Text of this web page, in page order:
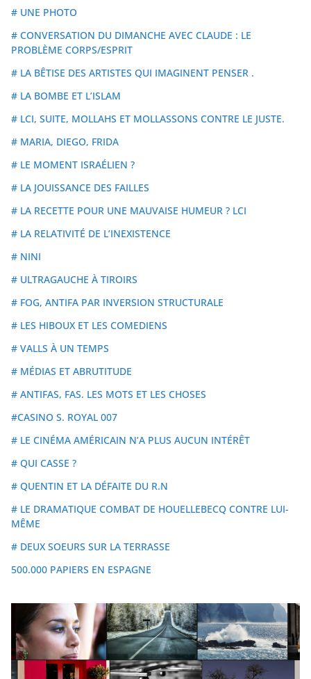
# UNE PHOTO
# CONVERSATION DU DIMANCHE AVEC CLAUDE : LE
PROBLÈME CORPS/ESPRIT
# LA BÊTISE DES ARTISTES QUI IMAGINENT PENSER .
# LA BOMBE ET L’ISLAM
# LCI, SUITE, MOLLAHS ET MOLLASSONS CONTRE LE JUSTE.
# MARIA, DIEGO, FRIDA
# LE MOMENT ISRAÉLIEN ?
# LA JOUISSANCE DES FAILLES
# LA RECETTE POUR UNE MAUVAISE HUMEUR ? LCI
# LA RELATIVITÉ DE L’INEXISTENCE
# NINI
# ULTRAGAUCHE À TIROIRS
# FOG, ANTIFA PAR INVERSION STRUCTURALE
# LES HIBOUX ET LES COMEDIENS
# VALLS À UN TEMPS
# MÉDIAS ET ABRUTITUDE
# ANTIFAS, FAS. LES MOTS ET LES CHOSES
#CASINO S. ROYAL 007
# LE CINÉMA AMÉRICAIN N’A PLUS AUCUN INTÉRÊT
# QUI CASSE ?
# QUENTIN ET LA DÉFAITE DU R.N
# LE DRAMATIQUE COMBAT DE HOUELLEBECQ CONTRE LUI-
MÊME
# DEUX SOEURS SUR LA TERRASSE
500.000 PAPIERS EN ESPAGNE